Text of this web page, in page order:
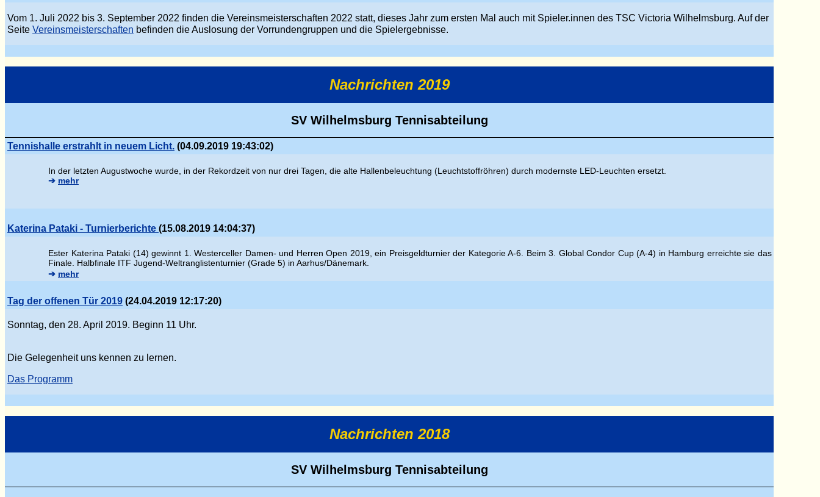
Vom 1. Juli 2022 bis 3. September 2022 finden die Vereinsmeisterschaften 2022 statt, dieses Jahr zum ersten Mal auch mit Spieler.innen des TSC Victoria Wilhelmsburg. Auf der
Seite Vereinsmeisterschaften befinden die Auslosung der Vorrundengruppen und die Spielergebnisse.
Nachrichten 2019
SV Wilhelmsburg Tennisabteilung
Tennishalle erstrahlt in neuem Licht. (04.09.2019 19:43:02)
In der letzten Augustwoche wurde, in der Rekordzeit von nur drei Tagen, die alte Hallenbeleuchtung (Leuchtstoffröhren) durch modernste LED-Leuchten ersetzt.
➔ mehr
Katerina Pataki - Turnierberichte (15.08.2019 14:04:37)
Ester Katerina Pataki (14) gewinnt 1. Westerceller Damen- und Herren Open 2019, ein Preisgeldturnier der Kategorie A-6. Beim 3. Global Condor Cup (A-4) in Hamburg erreichte sie das
Finale. Halbfinale ITF Jugend-Weltranglistenturnier (Grade 5) in Aarhus/Dänemark.
➔ mehr
Tag der offenen Tür 2019 (24.04.2019 12:17:20)
Sonntag, den 28. April 2019. Beginn 11 Uhr.
Die Gelegenheit uns kennen zu lernen.
Das Programm
Nachrichten 2018
SV Wilhelmsburg Tennisabteilung